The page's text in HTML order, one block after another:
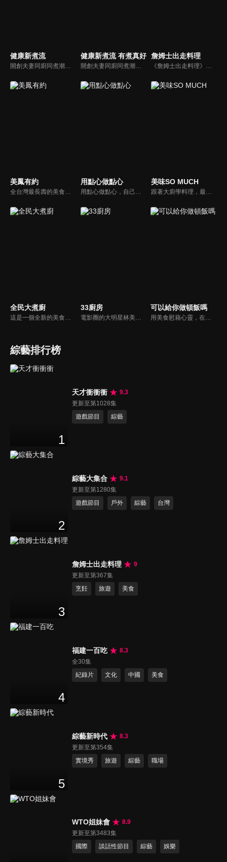
健康新煮流
開創夫妻同廚同煮潮流的KC夫婦，繼《健康醫食代》後，走出攝影棚，帶大家全台走透透，發掘上帝賞賜的美味食材，內容融合新加坡南洋風和客家純樸味，加上台灣獨特的閩南風情，互相激盪交織出的火花，打造出獨一無二的美食節目。
健康新煮流 有煮真好
開創夫妻同廚同煮潮流的KC夫婦，繼《健康醫食代》後，走出攝影棚，帶大家全台走透透，發掘上帝賞賜的美味食材，內容融合新加坡南洋風和客家純樸味，加上台灣獨特的閩南風情，互相激盪交織出的火花，打造出獨一無二的美食節目。
詹姆士出走料理
《詹姆士出走料理》以尋找詹姆士私廚菜單為節目主軸，為了尋找記憶中的美味料理，詹姆士將帶領大家探索市場，品嘗在地美味、尋訪料理達人，並在節目中展現特殊食材的處理方式、嘗試新的醬料或是新的料理作法，製作創意料理(料理教學)，最後在節目片尾時作出一道『詹姆士創意料理』。
美鳳有約
全台灣最長壽的美食節目《美鳯有約》魅力百分百！長達15年的播出時間，總是陪伴著許多婆婆媽媽們渡過一個輕鬆愉快的時光，精采內容您絕對不可錯過喔！
用點心做點心
用點心做點心，自己動手最開心！全台唯一以點心烘焙為主題的電視節目，邀請熱愛烘焙料理的你/妳，一起加入我們DIY各式各樣的點心。
美味SO MUCH
跟著大廚學料理，最強的料理小百科，美味SO MUCH！
全民大煮廚
這是一個全新的美食節目，將為您煮出台灣的好滋味，豐富、美味的畫面，傳遞「煮廚」對料理的用心，獨特的介紹方式，要你吃得更有創意、吃得更有趣！現今飲食已趨健康走向為主，「全民大煮廚」要用「輕食輕煙」讓你吃出健康與活力，並帶觀眾們從食材開始，想成為達人級的吃貨，走～我們從「煮」開始！
33廚房
電影圈的大明星林美秀首度跨足綜藝接主持棒，帶領駱進漢師傅以及黃景龍師傅大展廚藝與觀眾們一起美味上菜！
可以給你做頓飯嗎
用美食慰藉心靈，在飯桌上這個中國人最傳統的聊天場域打開素人物件心門；潛移默化地引出社會熱點話題，打造一檔有趣、有用、有意義的人文類真人秀。
綜藝排行榜
1
天才衝衝衝
9.3
更新至第1028集
遊戲節目
綜藝
2
綜藝大集合
9.1
更新至第1280集
遊戲節目
戶外 綜藝 台灣
3
詹姆士出走料理
9
更新至第367集
烹飪
旅遊 美食
4
福建一百吃
8.3
全30集
紀錄片
文化 中國 美食
5
綜藝新時代
8.3
更新至第354集
實境秀
旅遊 綜藝 職場
WTO姐妹會
8.9
更新至第3483集
國際
談話性節目 綜藝 娛樂